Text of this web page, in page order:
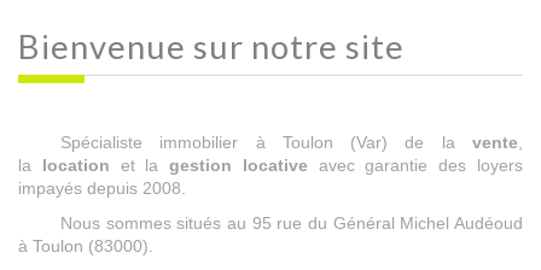
Bienvenue sur notre site
Spécialiste immobilier à Toulon (Var) de la vente
la location et la gestion locative avec garantie des loyers
impayés depuis 2008.
Nous sommes situés au 95 rue du Général Michel Audéoud
à Toulon (83000).